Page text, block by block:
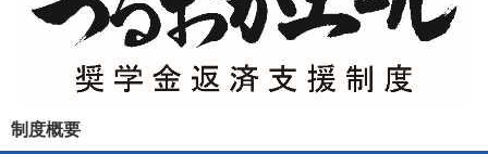
制度概要